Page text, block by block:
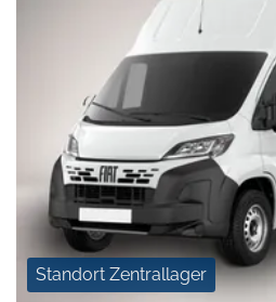
Standort Zentrallager